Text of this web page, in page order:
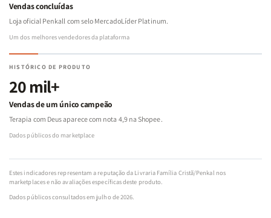
Vendas concluídas
Loja oficial Penkall com selo MercadoLíder Platinum.
Um dos melhores vendedores da plataforma
HISTÓRICO DE PRODUTO
20 mil+
Vendas de um único campeão
Terapia com Deus aparece com nota 4,9 na Shopee.
Dados públicos do marketplace
Estes indicadores representam a reputação da Livraria Família Cristã/Penkal nos
marketplaces e não avaliações específicas deste produto.
Dados públicos consultados em julho de 2026.